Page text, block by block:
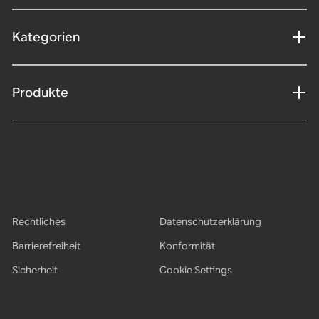
Kategorien
Produkte
Rechtliches
Datenschutzerklärung
Barrierefreiheit
Konformität
Sicherheit
Cookie Settings